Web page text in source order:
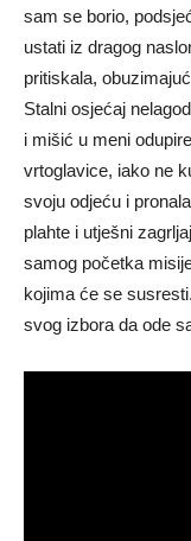
sam se borio,
ustati iz dragog
pritiskala,
Stalni osjećaj
i mišić u meni
vrtoglavice, iako ne
svoju odjeću i
plahte i utješni
samog početka
kojima će se
svog izbora da ode